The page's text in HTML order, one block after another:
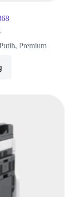
, Premium